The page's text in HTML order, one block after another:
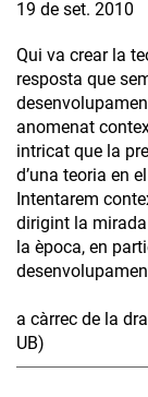
19 de set. 2010
Qui va crear la
resposta que
anomenat
intricat que la
d’una teoria en
Intentarem
dirigint la
la època, en
a càrrec de la
UB)